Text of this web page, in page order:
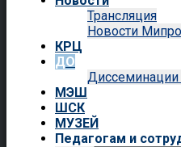
Трансляция
Новости
КРЦ
ДО
Диссеминации
МЭШ
ШСК
МУЗЕЙ
Педагогам и